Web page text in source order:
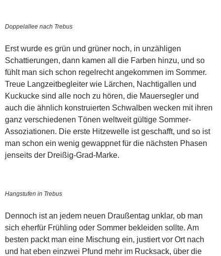
Doppelallee nach Trebus
Erst wurde es grün und grüner noch, in unzähligen
Schattierungen, dann kamen all die Farben hinzu, und so
fühlt man sich schon regelrecht angekommen im Sommer.
Treue Langzeitbegleiter wie Lärchen, Nachtigallen und
Kuckucke sind alle noch zu hören, die Mauersegler und
auch die ähnlich konstruierten Schwalben wecken mit ihren
ganz verschiedenen Tönen weltweit gültige Sommer-
Assoziationen. Die erste Hitzewelle ist geschafft, und so ist
man schon ein wenig gewappnet für die nächsten Phasen
jenseits der Dreißig-Grad-Marke.
Hangstufen in Trebus
Dennoch ist an jedem neuen Draußentag unklar, ob man
sich eherfür Frühling oder Sommer bekleiden sollte. Am
besten packt man eine Mischung ein, justiert vor Ort nach
und hat eben einzwei Pfund mehr im Rucksack, über die